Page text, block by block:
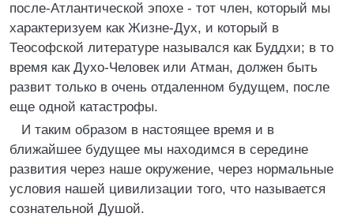
после-Атлантической эпохе - тот член, который мы
характеризуем как Жизне-Дух, и который в
Теософской литературе назывался как Буддхи; в то
время как Духо-Человек или Атман, должен быть
развит только в очень отдаленном будущем, после
еще одной катастрофы.
И таким образом в настоящее время и в
ближайшее будущее мы находимся в середине
развития через наше окружение, через нормальные
условия нашей цивилизации того, что называется
сознательной Душой.